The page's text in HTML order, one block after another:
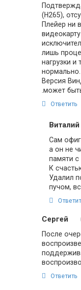
(H265),
Плейер ни
лишь
нагрузки и
нормально.
Версия
.может
Ответить
Виталий
Сам
а он не
памяти с
К
Удалил
пучом,
Сергей
После
Ответить